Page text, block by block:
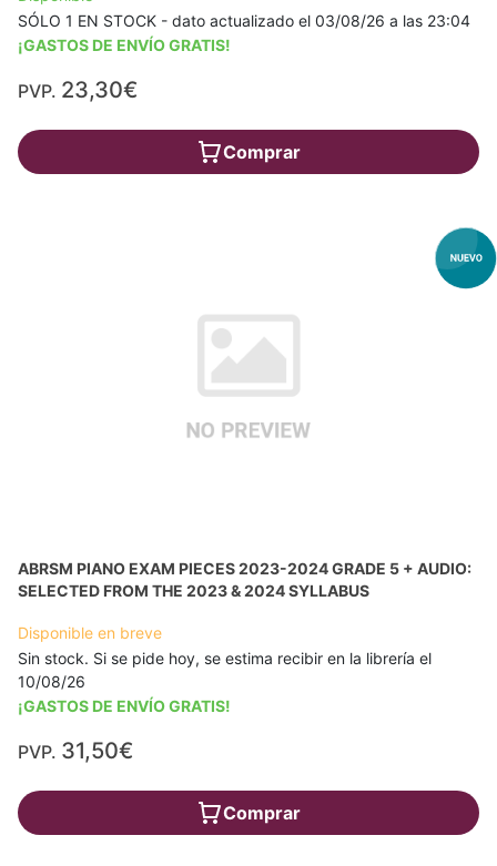
SÓLO 1 EN STOCK - dato actualizado el 03/08/26 a las 23:04
¡GASTOS DE ENVÍO GRATIS!
PVP. 23,30€
Comprar
ABRSM PIANO EXAM PIECES 2023-2024 GRADE 5 + AUDIO:
SELECTED FROM THE 2023 & 2024 SYLLABUS
Disponible en breve
Sin stock. Si se pide hoy, se estima recibir en la librería el
10/08/26
¡GASTOS DE ENVÍO GRATIS!
PVP. 31,50€
Comprar